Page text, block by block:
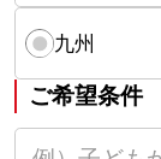
九州
ご希望条件